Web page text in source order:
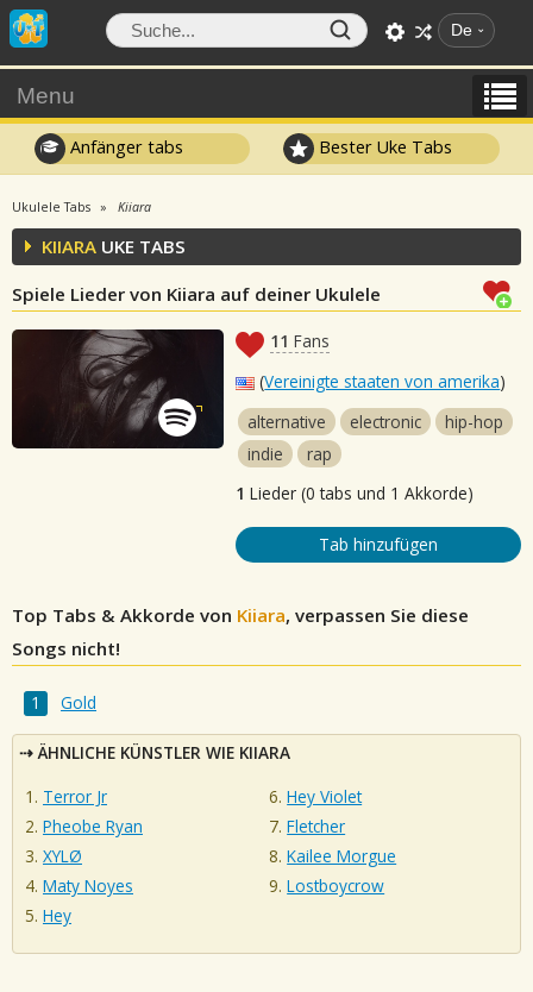
De
Menu
Anfänger tabs Bester Uke Tabs
Ukulele Tabs Kiiara
KIIARA UKE TABS
Spiele Lieder von Kiiara auf deiner Ukulele
11 Fans
(Vereinigte staaten von amerika)
alternative
electronic
hip-hop
indie
rap
1 Lieder (0 tabs und 1 Akkorde)
Tab hinzufügen
Top Tabs & Akkorde von Kiiara, verpassen Sie diese
Songs nicht!
Gold
ÄHNLICHE KÜNSTLER WIE KIIARA
Terror Jr
Pheobe Ryan
XYLØ
Maty Noyes
Hey
Hey Violet
Fletcher
Kailee Morgue
Lostboycrow